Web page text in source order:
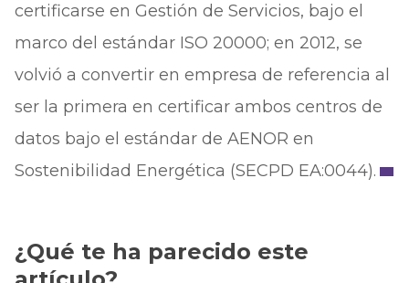
certificarse en Gestión de Servicios, bajo el
marco del estándar ISO 20000; en 2012, se
volvió a convertir en empresa de referencia al
ser la primera en certificar ambos centros de
datos bajo el estándar de AENOR en
Sostenibilidad Energética (SECPD EA:0044).
¿Qué te ha parecido este